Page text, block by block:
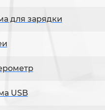
для зарядки
USB